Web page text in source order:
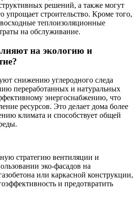
решений, а также могут
упрощает строительство. Кроме того,
теплоизоляционные
на обслуживание.
на экологию и
снижению углеродного следа
переработанных и натуральных
энергоснабжению, что
ресурсов. Это делает дома более
климата и способствует общей
стратегию вентиляции и
эко-фасадов на
или каркасной конструкции,
и предотвратить